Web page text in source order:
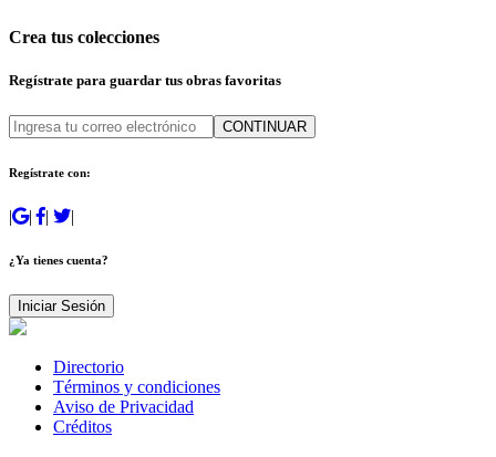
Crea tus colecciones
Regístrate para guardar tus obras favoritas
CONTINUAR
Regístrate con:
| | | |
¿Ya tienes cuenta?
Iniciar Sesión
Directorio
Términos y condiciones
Aviso de Privacidad
Créditos